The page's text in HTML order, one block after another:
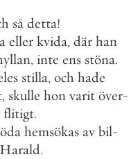
så detta!
eller kvida, där han
, inte ens stöna.
stilla, och hade
, skulle hon varit över-
flitigt.
hemsökas av bil-
Harald.